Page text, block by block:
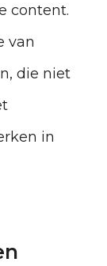
content.
van
die niet
in